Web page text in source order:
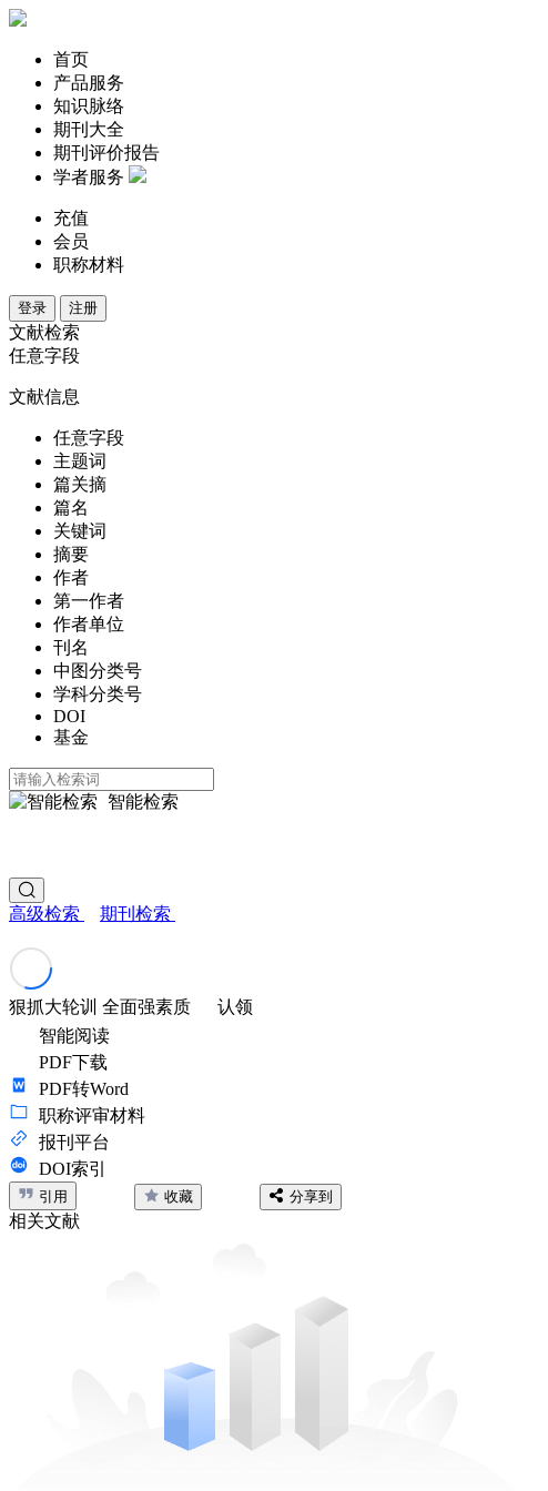
首页
产品服务
知识脉络
期刊大全
期刊评价报告
学者服务
充值
会员
职称材料
登录 注册
文献检索
任意字段
文献信息
任意字段
主题词
篇关摘
篇名
关键词
摘要
作者
第一作者
作者单位
刊名
中图分类号
学科分类号
DOI
基金
智能检索
高级检索 期刊检索
狠抓大轮训 全面强素质
认领
智能阅读
PDF下载
PDF转Word
职称评审材料
报刊平台
DOI索引
引用 收藏 分享到
相关文献